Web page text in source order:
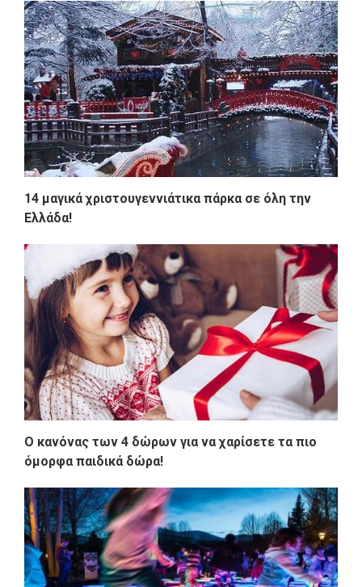
14 μαγικά χριστουγεννιάτικα πάρκα σε όλη την
Ελλάδα!
Ο κανόνας των 4 δώρων για να χαρίσετε τα πιο
όμορφα παιδικά δώρα!